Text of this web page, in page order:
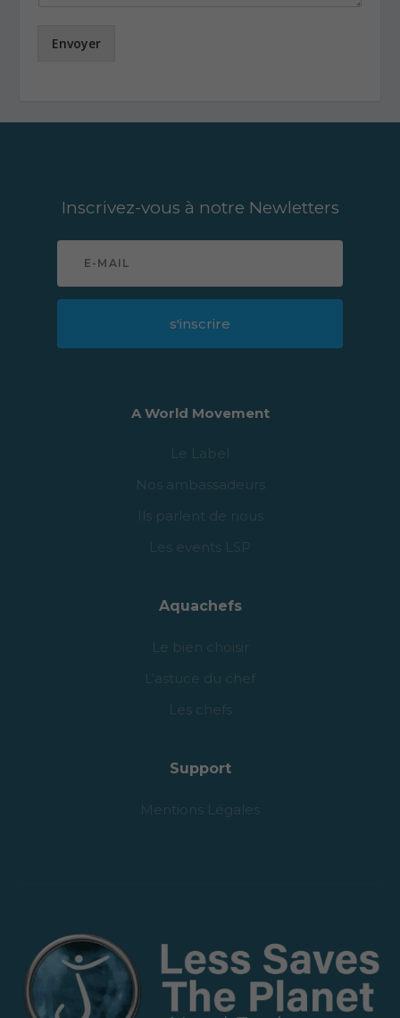
Envoyer
Inscrivez-vous à notre Newletters
s'inscrire
A World Movement
Le Label
Nos ambassadeurs
Ils parlent de nous
Les events LSP
Aquachefs
Le bien choisir
L’astuce du chef
Les chefs
Support
Mentions Légales